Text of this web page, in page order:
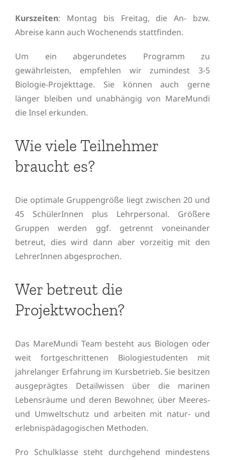
Kurszeiten: Montag bis Freitag, die An- bzw.
Abreise kann auch Wochenends stattfinden.
Um ein abgerundetes Programm zu
gewährleisten, empfehlen wir zumindest 3-5
Biologie-Projekttage. Sie können auch gerne
länger bleiben und unabhängig von MareMundi
die Insel erkunden.
Wie viele Teilnehmer
braucht es?
Die optimale Gruppengröße liegt zwischen 20 und
45 SchülerInnen plus Lehrpersonal. Größere
Gruppen werden ggf. getrennt voneinander
betreut, dies wird dann aber vorzeitig mit den
LehrerInnen abgesprochen.
Wer betreut die
Projektwochen?
Das MareMundi Team besteht aus Biologen oder
weit fortgeschrittenen Biologiestudenten mit
jahrelanger Erfahrung im Kursbetrieb. Sie besitzen
ausgeprägtes Detailwissen über die marinen
Lebensräume und deren Bewohner, über Meeres-
und Umweltschutz und arbeiten mit natur- und
erlebnispädagogischen Methoden.
Pro Schulklasse steht durchgehend mindestens